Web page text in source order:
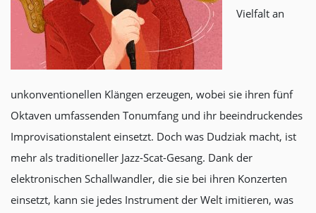
Vielfalt an
unkonventionellen Klängen erzeugen, wobei sie ihren fünf
Oktaven umfassenden Tonumfang und ihr beeindruckendes
Improvisationstalent einsetzt. Doch was Dudziak macht, ist
mehr als traditioneller Jazz-Scat-Gesang. Dank der
elektronischen Schallwandler, die sie bei ihren Konzerten
einsetzt, kann sie jedes Instrument der Welt imitieren, was